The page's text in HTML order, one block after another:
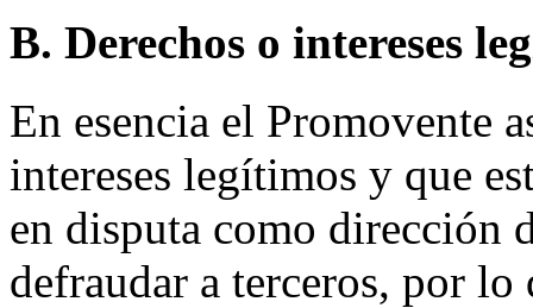
B. Derechos o intereses
En esencia el Promovente
intereses legítimos y que
en disputa como dirección
defraudar a terceros, por lo